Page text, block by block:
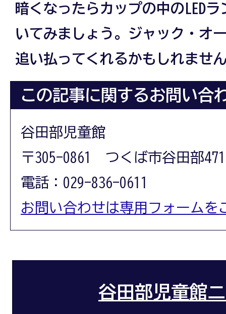
暗くなったらカップの中のLED
いてみましょう。ジャック・オ
追い払ってくれるかもしれませ
この記事に関するお問い合
谷田部児童館
〒305-0861 つくば市谷田部
電話：029-836-0611
お問い合わせは専用フォームを
谷田部児童館